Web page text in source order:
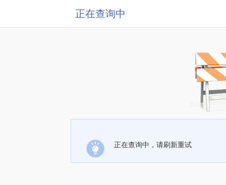
正在查询中
正在查询中，请刷新重试